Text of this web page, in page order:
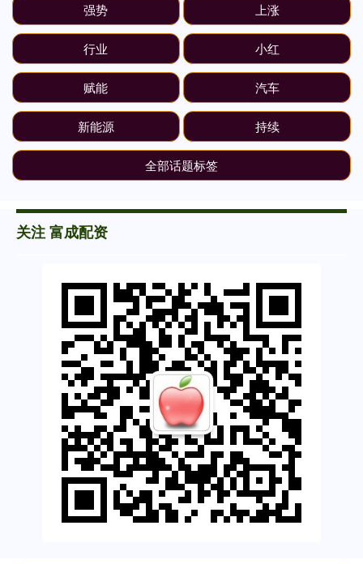
强势 上涨
行业 小红
赋能 汽车
新能源 持续
全部话题标签
关注 富成配资